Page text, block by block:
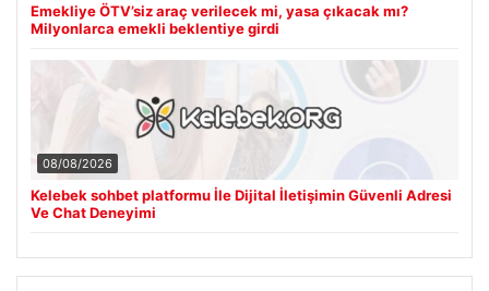
Emekliye ÖTV’siz araç verilecek mi, yasa çıkacak mı?
Milyonlarca emekli beklentiye girdi
08/08/2026
Kelebek sohbet platformu İle Dijital İletişimin Güvenli Adresi
Ve Chat Deneyimi